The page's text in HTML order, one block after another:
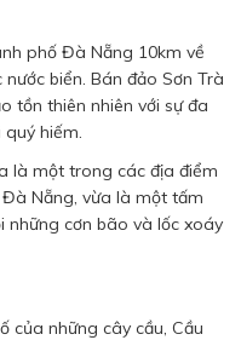
phố Đà Nẵng 10km về
biển. Bán đảo Sơn Trà
tồn thiên nhiên với sự đa
hiếm.
là một trong các địa điểm
Nẵng, vừa là một tấm
những cơn bão và lốc xoáy
của những cây cầu, Cầu